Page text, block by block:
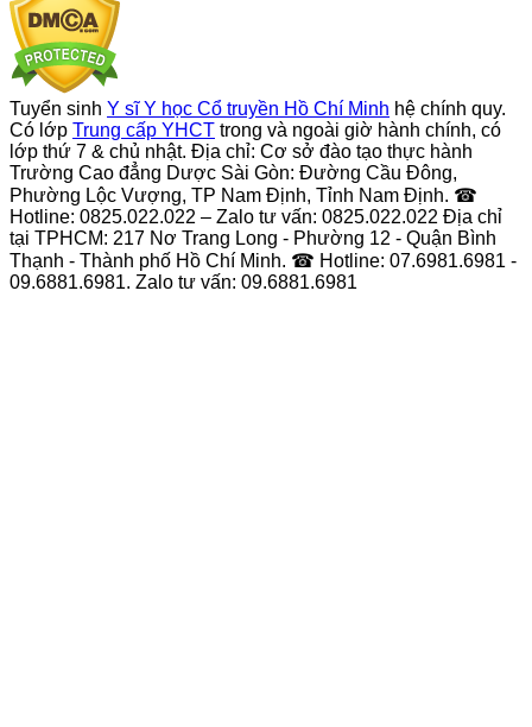
Tuyển sinh Y sĩ Y học Cổ truyền Hồ Chí Minh hệ chính quy.
Có lớp Trung cấp YHCT trong và ngoài giờ hành chính, có
lớp thứ 7 & chủ nhật. Địa chỉ: Cơ sở đào tạo thực hành
Trường Cao đẳng Dược Sài Gòn: Đường Cầu Đông,
Phường Lộc Vượng, TP Nam Định, Tỉnh Nam Định. ☎
Hotline: 0825.022.022 – Zalo tư vấn: 0825.022.022 Địa chỉ
tại TPHCM: 217 Nơ Trang Long - Phường 12 - Quận Bình
Thạnh - Thành phố Hồ Chí Minh. ☎ Hotline: 07.6981.6981 -
09.6881.6981. Zalo tư vấn: 09.6881.6981